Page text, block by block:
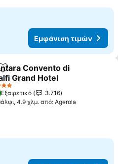
Εμφάνιση τιμών
Προσθήκη στα αγαπημένα
Convento di
Grand Hotel
Εξαιρετικό
3.716
4.9 χλμ. από: Agerola